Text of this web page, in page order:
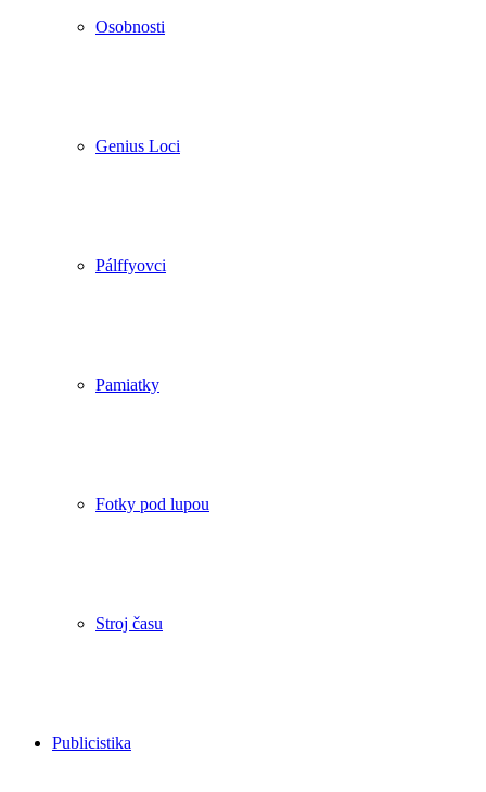
Osobnosti
Genius Loci
Pálffyovci
Pamiatky
Fotky pod lupou
Stroj času
Publicistika